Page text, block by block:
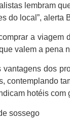
lembram
do local”, alerta
a
valem a pena
dos
contemplando
hotéis
sossego